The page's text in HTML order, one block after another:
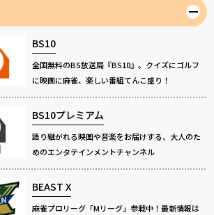
BS10
全国無料のBS放送局『BS10』。クイズにゴルフ
に映画に麻雀、楽しい番組てんこ盛り！
BS10プレミアム
語り継がれる映画や音楽をお届けする、大人のた
めのエンタテインメントチャンネル
BEAST X
麻雀プロリーグ「Mリーグ」参戦中！最新情報は